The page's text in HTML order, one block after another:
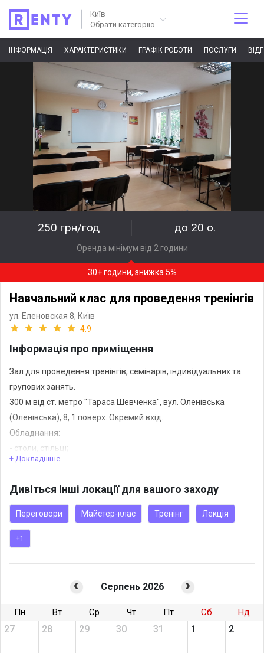
Київ
Обрати категорію
ІНФОРМАЦІЯ ХАРАКТЕРИСТИКИ ГРАФІК РОБОТИ ПОСЛУГИ
250 грн/год до 20 о.
Оренда мінімум від 2 години
30+ години, знижка 5%
Навчальний клас для проведення тренінгів
ул. Еленовская 8, Київ
4.9
Інформація про приміщення
Зал для проведення тренінгів, семінарів, індивідуальних та
групових занять.
300 м від ст. метро "Тараса Шевченка", вул. Оленівська
(Оленівська), 8, 1 поверх. Окремий вхід.
Обладнання:
- столи, стільці;
- магнітна сухостираєма дошка;
- телевізор;
- магнітофон;
- Інтернет (wi-fi);
- кондиціонер;
*Оренда проектора за окрему плату (за домовленістю).
+ Докладніше
Дивіться інші локації для вашого заходу
Переговори Майстер-клас Тренінг Лекція
+1
Серпень 2026
Пн Вт Ср Чт Пт Сб Нд
27 28 29 30 31 1 2